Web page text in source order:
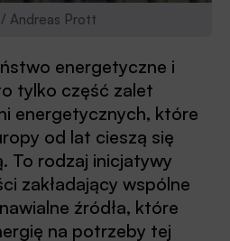
Andreas Prott
energetyczne i
tylko część zalet
energetycznych, które
od lat cieszą się
To rodzaj inicjatywy
zakładający wspólne
źródła, które
na potrzeby tej